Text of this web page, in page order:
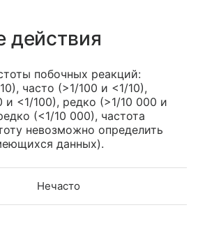
действия
побочных реакций:
часто (>1/100 и <1/10),
и <1/100), редко (>1/10 000 и
(<1/10 000), частота
невозможно определить
данных).
Нечасто